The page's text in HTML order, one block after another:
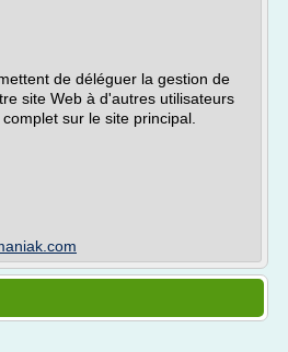
de déléguer la gestion de
site Web à d'autres utilisateurs
sur le site principal.